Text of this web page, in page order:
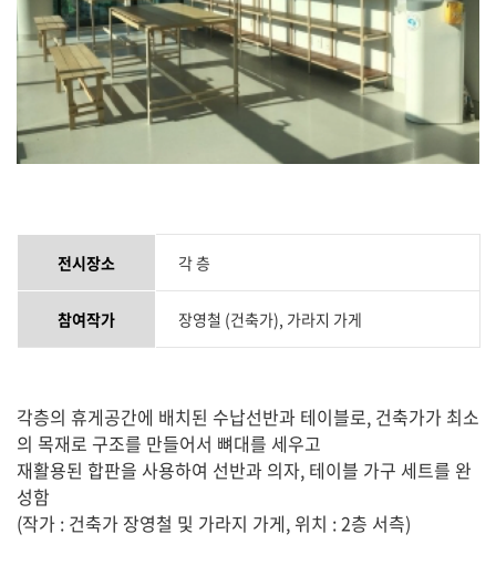
전시장소 각 층
참여작가 장영철 (건축가), 가라지 가게
각층의 휴게공간에 배치된 수납선반과 테이블로, 건축가가 최소
의 목재로 구조를 만들어서 뼈대를 세우고
재활용된 합판을 사용하여 선반과 의자, 테이블 가구 세트를 완
성함
(작가 : 건축가 장영철 및 가라지 가게, 위치 : 2층 서측)